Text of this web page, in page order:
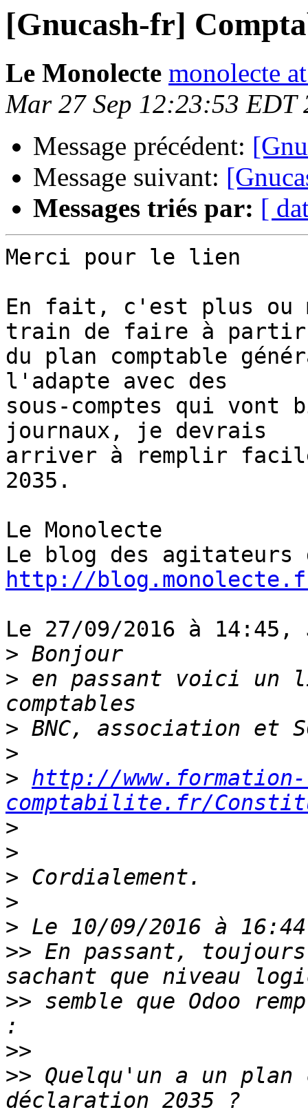
[Gnucash-fr]
Le Monolecte monolecte
Mar 27 Sep 12:23:53 EDT
Message précédent:
Message suivant:
Messages triés par: [
Merci pour le lien
En fait, c'est plus ou
train de faire à
du plan comptable
l'adapte avec des
sous-comptes qui vont
journaux, je devrais
arriver à remplir
2035.
Le Monolecte
http://
Le 27/09/2016 à
>
> en passant voici un
>
>
> http://
comptabilite.fr/
>
>
>
>
>
>> En passant,
>> semble que Odoo
>>
>> Quelqu'un a un plan